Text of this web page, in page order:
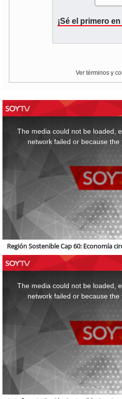
¡Sé el primero
Ver términos y
The media could not be loaded,
network failed or because the
Región Sostenible Cap 60: Economía
The media could not be loaded,
network failed or because